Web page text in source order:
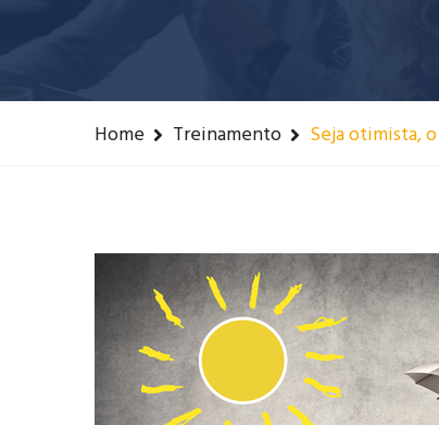
Home Treinamento Seja otimista,